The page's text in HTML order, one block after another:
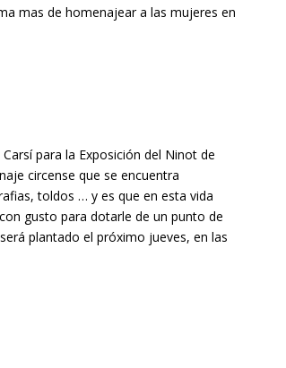
mas de homenajear a las mujeres en
para la Exposición del Ninot de
circense que se encuentra
toldos … y es que en esta vida
gusto para dotarle de un punto de
plantado el próximo jueves, en las